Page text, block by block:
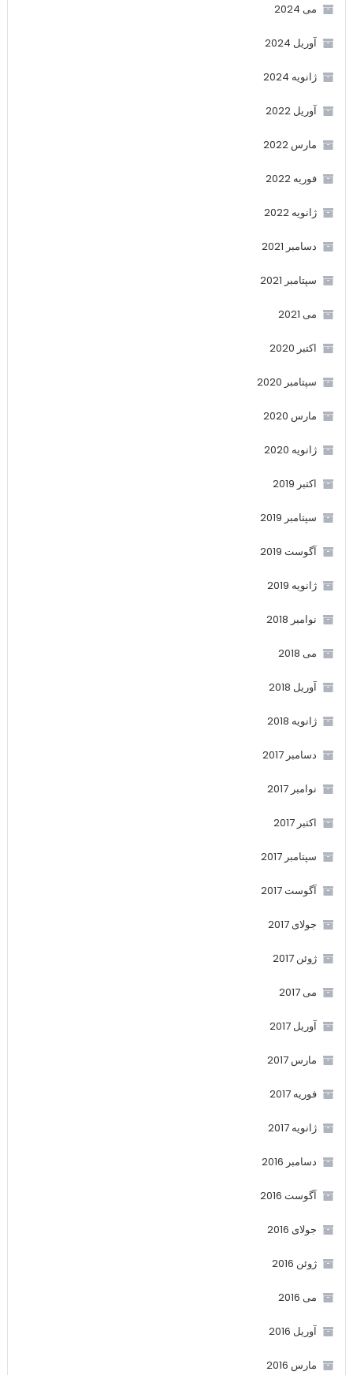
می 2024
آوریل 2024
ژانویه 2024
آوریل 2022
مارس 2022
فوریه 2022
ژانویه 2022
دسامبر 2021
سپتامبر 2021
می 2021
اکتبر 2020
سپتامبر 2020
مارس 2020
ژانویه 2020
اکتبر 2019
سپتامبر 2019
آگوست 2019
ژانویه 2019
نوامبر 2018
می 2018
آوریل 2018
ژانویه 2018
دسامبر 2017
نوامبر 2017
اکتبر 2017
سپتامبر 2017
آگوست 2017
جولای 2017
ژوئن 2017
می 2017
آوریل 2017
مارس 2017
فوریه 2017
ژانویه 2017
دسامبر 2016
آگوست 2016
جولای 2016
ژوئن 2016
می 2016
آوریل 2016
مارس 2016